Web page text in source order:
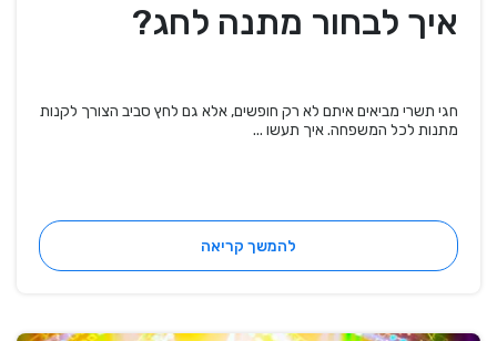
איך לבחור מתנה לחג?
חגי תשרי מביאים איתם לא רק חופשים, אלא גם לחץ סביב הצורך לקנות
מתנות לכל המשפחה. איך תעשו ...
להמשך קריאה